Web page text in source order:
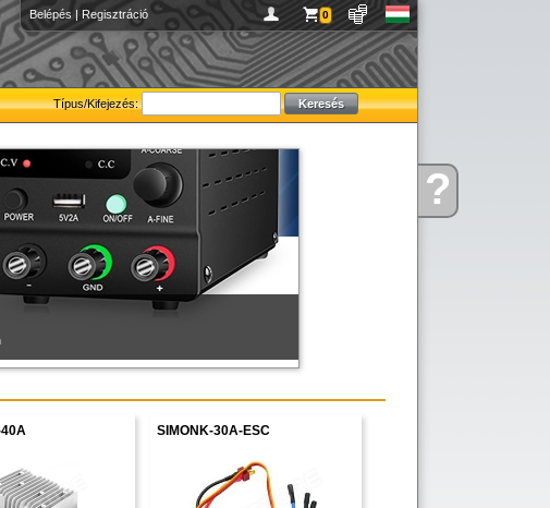
Kérdése?
Belépés | Regisztráció 0
Típus/Kifejezés:
figyelmébe ajánljuk!
SIMONK-30A-ESC